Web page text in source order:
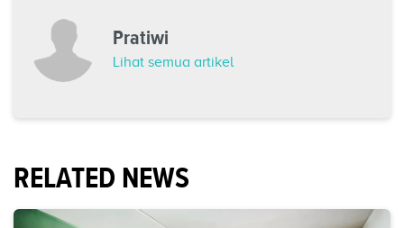
Pratiwi
Lihat semua artikel
RELATED NEWS